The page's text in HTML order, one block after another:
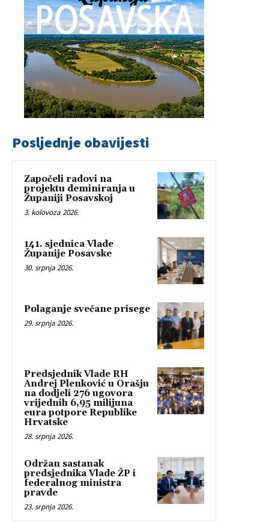
Posljednje obavijesti
Započeli radovi na
projektu deminiranja u
Županiji Posavskoj
3. kolovoza 2026.
141. sjednica Vlade
Županije Posavske
30. srpnja 2026.
Polaganje svečane prisege
29. srpnja 2026.
Predsjednik Vlade RH
Andrej Plenković u Orašju
na dodjeli 276 ugovora
vrijednih 6,95 milijuna
eura potpore Republike
Hrvatske
28. srpnja 2026.
Održan sastanak
predsjednika Vlade ŽP i
federalnog ministra
pravde
23. srpnja 2026.